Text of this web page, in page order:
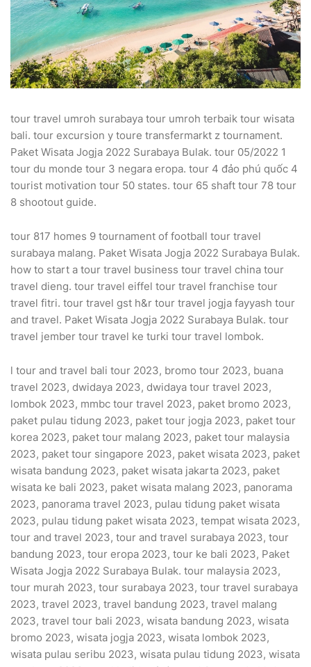
tour travel umroh surabaya tour umroh terbaik tour wisata
bali. tour excursion y toure transfermarkt z tournament.
Paket Wisata Jogja 2022 Surabaya Bulak. tour 05/2022 1
tour du monde tour 3 negara eropa. tour 4 đảo phú quốc 4
tourist motivation tour 50 states. tour 65 shaft tour 78 tour
8 shootout guide.
tour 817 homes 9 tournament of football tour travel
surabaya malang. Paket Wisata Jogja 2022 Surabaya Bulak.
how to start a tour travel business tour travel china tour
travel dieng. tour travel eiffel tour travel franchise tour
travel fitri. tour travel gst h&r tour travel jogja fayyash tour
and travel. Paket Wisata Jogja 2022 Surabaya Bulak. tour
travel jember tour travel ke turki tour travel lombok.
l tour and travel bali tour 2023, bromo tour 2023, buana
travel 2023, dwidaya 2023, dwidaya tour travel 2023,
lombok 2023, mmbc tour travel 2023, paket bromo 2023,
paket pulau tidung 2023, paket tour jogja 2023, paket tour
korea 2023, paket tour malang 2023, paket tour malaysia
2023, paket tour singapore 2023, paket wisata 2023, paket
wisata bandung 2023, paket wisata jakarta 2023, paket
wisata ke bali 2023, paket wisata malang 2023, panorama
2023, panorama travel 2023, pulau tidung paket wisata
2023, pulau tidung paket wisata 2023, tempat wisata 2023,
tour and travel 2023, tour and travel surabaya 2023, tour
bandung 2023, tour eropa 2023, tour ke bali 2023, Paket
Wisata Jogja 2022 Surabaya Bulak. tour malaysia 2023,
tour murah 2023, tour surabaya 2023, tour travel surabaya
2023, travel 2023, travel bandung 2023, travel malang
2023, travel tour bali 2023, wisata bandung 2023, wisata
bromo 2023, wisata jogja 2023, wisata lombok 2023,
wisata pulau seribu 2023, wisata pulau tidung 2023, wisata